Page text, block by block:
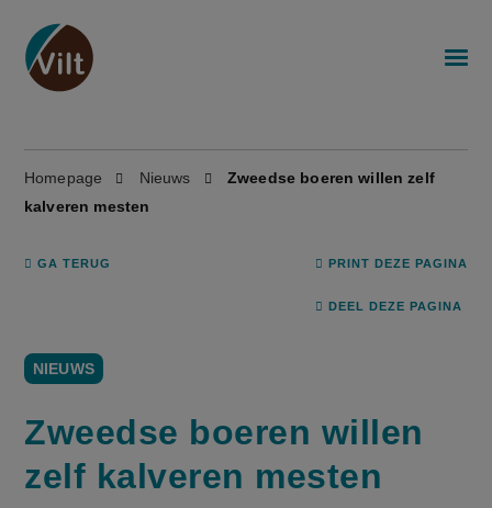
Homepage Nieuws
Zweedse boeren willen zelf
kalveren mesten
GA TERUG PRINT DEZE PAGINA
DEEL DEZE PAGINA
NIEUWS
Zweedse boeren willen
zelf kalveren mesten